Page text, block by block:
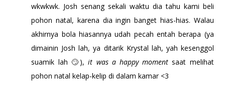
wkwkwk. Josh senang sekali waktu dia tahu kami beli
pohon natal, karena dia ingin banget hias-hias. Walau
akhirnya bola hiasannya udah pecah entah berapa (ya
dimainin Josh lah, ya ditarik Krystal lah, yah kesenggol
suamik lah 🙄),it was a happy moment saat melihat
pohon natal kelap-kelip di dalam kamar <3